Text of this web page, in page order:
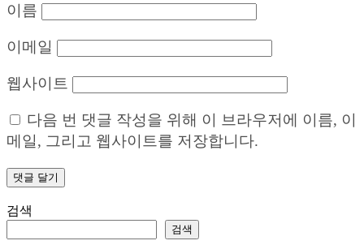
이름
이메일
웹사이트
다음 번 댓글 작성을 위해 이 브라우저에 이름, 이
메일, 그리고 웹사이트를 저장합니다.
검색
검색